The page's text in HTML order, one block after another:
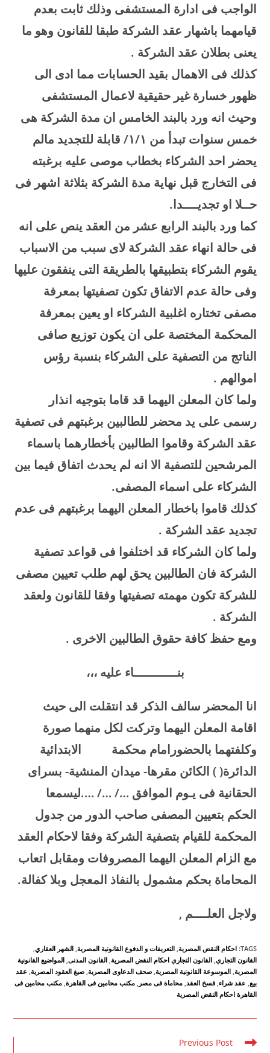
الواجب فى ادارة المستشفى وذلك ثابت بعدم
قيامهما باشهار عقد الشركة طبقا للقانون وهو ما
يعنى بطلان عقد الشركة .
كذلك فى الاهمال بقيد الحسابات مما ادى الى
ظهور خسارة غير حقيقية لاعمال المستشفى
وحيث انه ورد بالبند الخامس ان مدة الشركة هى
خمس سنوات تبدأ من ۱/۱/ قابلة للتجديد مالم
يحضر احد الشركاء بخطاب موصى عليه برغبته
فى التخارج قبل نهاية مدة الشركة بثلاثة اشهر فى
حــلا او تجديــــدا.
كما ورد بالبند الرابع عشر من العقد ينص على انه
فى حالة انهاء عقد الشركة لاى سبب من الاسباب
يقوم الشركاء بتطبيقها بالطريقة التى ينفقون عليها
وفى حالة عدم الاتفاق تكون تصفيتها بمعرفة
مصفى تختاره اغلبية الشركاء او يعين بمعرفة
المحكمة المختصة على ان يكون توزيع صافى
الناتج من التصفية على الشركاء بنسبة رؤس
اموالهم .
ولما كان المعلن اليهما قد قاما بتوجيه انذار
رسمى على يد محضر للطالبين برغبتهم فى تصفية
عقد الشركة وقاموا الطالبين بأخطارهما باسماء
المرشحين للتصفية الا انه لم يحدث اتفاق فيما بين
الشركاء على اسماء المصفى.
كذلك قاموا باخطار المعلن اليهما برغبتهم فى عدم
تجديد عقد الشركة .
ولما كان الشركاء قد اختلفوا فى قواعد تصفية
الشركة فان الطالبين يحق لهم طلب تعيين مصفى
للشركة تكون مهمته تصفيتها وفقا للقانون ولعقد
الشركة .
ومع حفظ كافة حقوق الطالبين الاخرى .
بنــــــــــــاء عليه ،،،
انا المحضر سالف الذكر قد انتقلت الى حيث
اقامة المعلن اليهما وتركت لكل منهما صورة
وكلفتهما بالحضورامام محكمة
الابتدائية
الدائرة( ) الكائن مقرها- ميدان المنشية- بسراى
الحقانية فى يـوم الموافق …/ …/ ….ليسمعا
الحكم بتعيين المصفى صاحب الدور من جدول
المحكمة للقيام بتصفية الشركة وفقا لاحكام العقد
مع الزام المعلن اليهما المصروفات ومقابل اتعاب
المحاماة بحكم مشمول بالنفاذ المعجل وبلا كفالة.
ولاجل العلــــم ,
TAGS
:احكام النقض المصرية, التعريفات و الدفوع القانونية المصرية, الشهر العقاري,
القانون التجاري, القانون التجاري احكام النقض المصرية, القانون المدنى, المواضيع القانونية
المصرية, الموسوعة القانونية المصرية, صحف الدعاوى المصرية, صيغ العقود المصرية, عقد
بيع, عقد شراء, فسخ العقد, محاماة فى مصر , مكتب محامين فى القاهرة, مكتب محامين فى
القاهرة احكام النقض المصرية
Read
Previous Post